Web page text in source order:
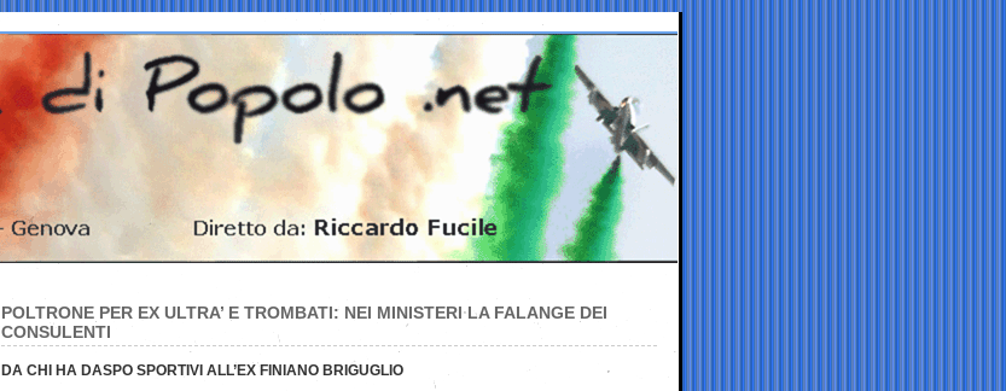
POLTRONE PER EX ULTRA’ E TROMBATI: NEI MINISTERI LA FALANGE DEI
CONSULENTI
DA CHI HA DASPO SPORTIVI ALL’EX FINIANO BRIGUGLIO